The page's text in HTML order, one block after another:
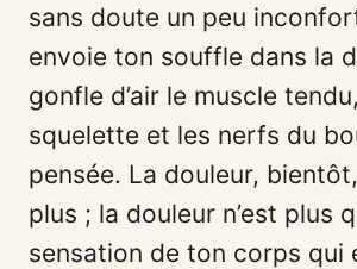
sans doute un peu
envoie ton souffle dans la
gonfle d’air le muscle
squelette et les nerfs du
pensée. La douleur,
plus ; la douleur n’est plus
sensation de ton corps qui